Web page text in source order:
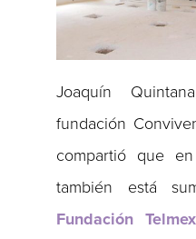
Joaquín
fundación
compartió que
también está
Fundación